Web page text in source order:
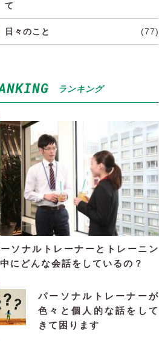
て
日々のこと (77)
ランキング
ソナルトレーナーとトレーニン
にどんな会話をしているの？
パーソナルトレーナーが
色々と個人的な話をして
きて困ります